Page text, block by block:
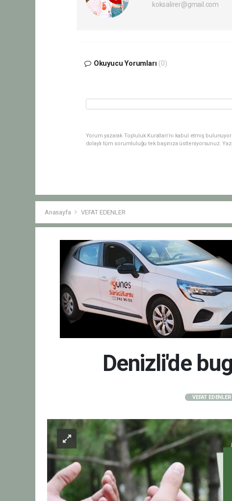
koksalirer@gmail.com
Okuyucu Yorumları (0)
Yorum yazarak Topluluk Kuralları’nı kabul etmiş
dolaylı tüm sorumluluğu tek başınıza üstleniyorsunuz.
Anasayfa VEFAT EDENLER
Denizli'de
VEFAT EDENLER